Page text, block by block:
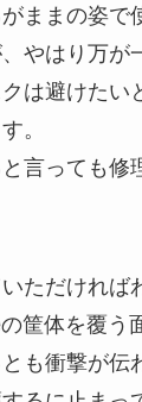
ままの姿で
やはり万が
は避けたい
。
言っても修
ただければ
筐体を覆う
も衝撃が伝